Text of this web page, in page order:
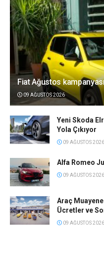
Fiat Ağustos
09 AĞUSTOS 2026
Yeni Skoda
Yola Çıkıyor
09 AĞUSTOS 2026
Alfa Romeo
09 AĞUSTOS 2026
Araç
Ücretler ve
09 AĞUSTOS 2026